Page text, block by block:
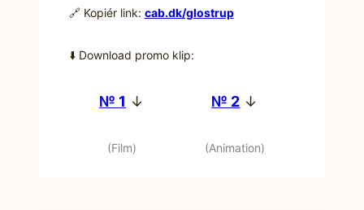
🔗 Kopiér link: cab.dk/glostrup
⬇️ Download promo klip:
№ 1 ↓
(Film)
№ 2 ↓
(Animation)